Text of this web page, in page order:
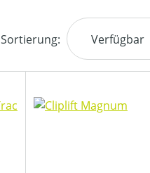
Sortierung: